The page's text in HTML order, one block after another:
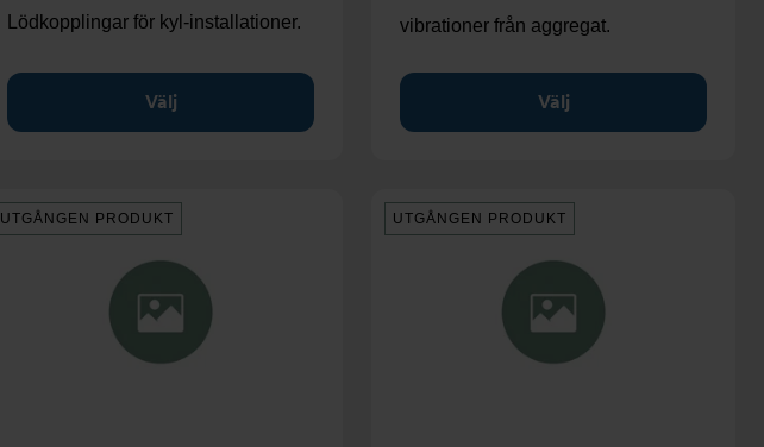
Lödkopplingar för kyl-installationer.
Välj
vibrationer från aggregat.
Välj
UTGÅNGEN PRODUKT UTGÅNGEN PRODUKT